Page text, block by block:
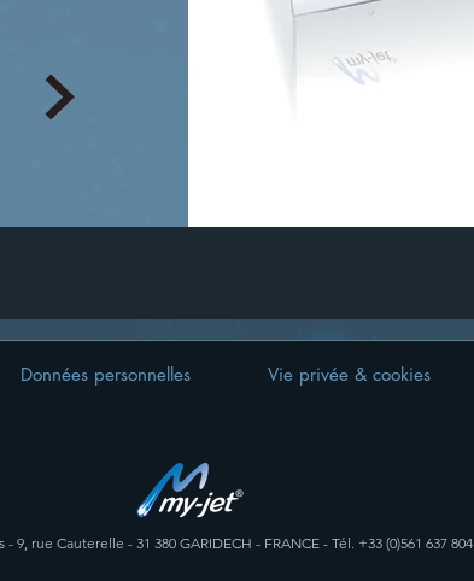
Données personnelles Vie privée & cookies
- 9, rue Cauterelle - 31 380 GARIDECH - FRANCE - Tél. +33(0)561 637 804